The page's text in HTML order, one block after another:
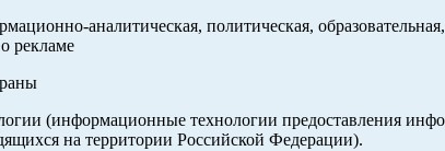
аналитическая, политическая, образовательная,
рекламе
(информационные технологии предоставления
на территории Российской Федерации).